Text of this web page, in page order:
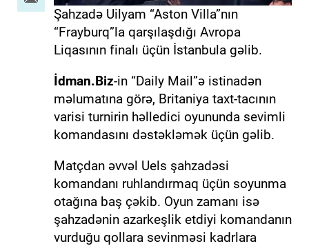
Şahzadə Uilyam “Aston Villa”nın
“Frayburq”la qarşılaşdığı Avropa
Liqasının finalı üçün İstanbula gəlib.
İdman.Biz-in “Daily Mail”ə istinadən
məlumatına görə, Britaniya taxt-tacının
varisi turnirin həlledici oyununda sevimli
komandasını dəstəkləmək üçün gəlib.
Matçdan əvvəl Uels şahzadəsi
komandanı ruhlandırmaq üçün soyunma
otağına baş çəkib. Oyun zamanı isə
şahzadənin azarkeşlik etdiyi komandanın
vurduğu qollara sevinməsi kadrlara